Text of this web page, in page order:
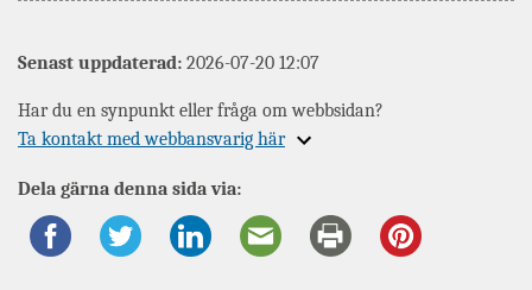
Senast uppdaterad: 2026-07-20 12:07
Har du en synpunkt eller fråga om webbsidan?
Expandera
om
Ta kontakt med webbansvarig här
Dela gärna denna sida via: